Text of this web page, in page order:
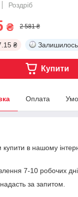
Роздріб
₴ 2 581 ₴
₴ Залишилось
Купити
Оплата
в нашому
7-10 робочих
за запитом.